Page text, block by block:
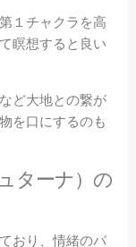
１チャクラを高
瞑想すると良い
ど大地との繋が
を口にするのも
ターナ ）の
おり、情緒のバ